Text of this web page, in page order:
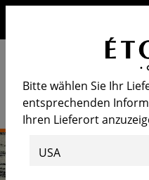
Bitte wählen Sie Ihr
entsprechenden
Ihren Lieferort